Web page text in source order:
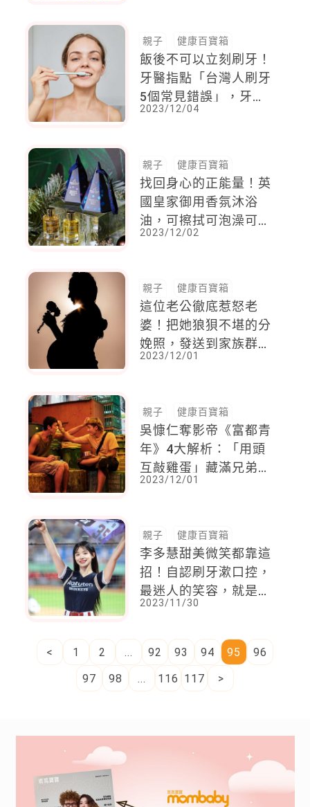
親子 健康百寶箱
飯後不可以立刻刷牙！
牙醫指點「台灣人刷牙
5個常見錯誤」，牙膏
泡泡不是越多越好、
2023/12/04
親子 健康百寶箱
找回身心的正能量！英
國皇家御用香氛沐浴
油，可擦拭可泡澡可嗅
聞，擺脫負能量重拾滿
2023/12/02
親子 健康百寶箱
這位老公徹底惹怒老
婆！把她狼狽不堪的分
娩照，發送到家族群
組，當發現時已經為時
2023/12/01
親子 健康百寶箱
吳慷仁奪影帝《富都青
年》4大解析：「用頭
互敲雞蛋」藏滿兄弟間
無以言喻的愛，堪稱一
2023/12/01
親子 健康百寶箱
李多慧甜美微笑都靠這
招！自認刷牙漱口控，
最迷人的笑容，就是擁
有這樣的微笑弧度
2023/11/30
< 1 2 ... 92 93 94 95
96
97
98 ... 116 117 >